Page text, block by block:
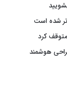
شده است
کرد